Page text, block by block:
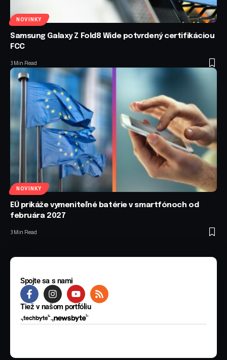
NOVINKY
Samsung Galaxy Z Fold8 Wide potvrdený certifikáciou
FCC
3 Min Read
NOVINKY
EÚ prikáže vymeniteľné batérie v smartfónoch od
februára 2027
3 Min Read
Spojte sa s nami
Tiež v našom portfóliu